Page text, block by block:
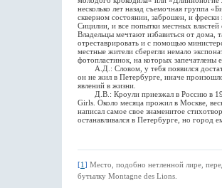
несколько лет назад съемочная группа
скверном состоянии, заброшен, и фрески
Сицилии, и все попытки местных
Владельцы мечтают избавиться от дома,
отреставрировать и с помощью
местные жители сберегли немало
фотопластинок, на которых запечатлены
А.Д.: Словом, у тебя появился
он не жил в Петербурге, иначе
явлений в жизни.
Д.В.: Кроули приезжал в Россию в
Girls. Около месяца прожил в Москве,
написал самое свое знаменитое
останавливался в Петербурге, но город
[1] Место, подобно нетленной лире,
бутылку Montagne des Lions.